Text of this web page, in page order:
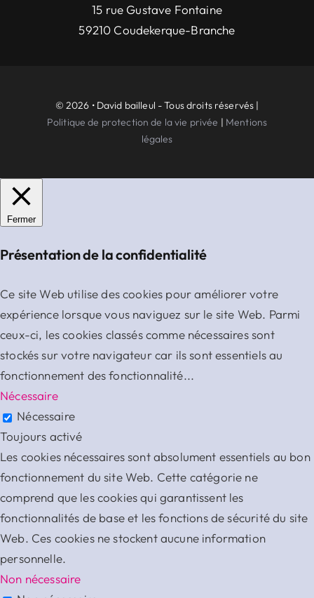
15 rue Gustave Fontaine
59210 Coudekerque-Branche
© 2026 • David bailleul - Tous droits réservés |
Politique de protection de la vie privée | Mentions
légales
Fermer
Présentation de la confidentialité
Ce site Web utilise des cookies pour améliorer votre
expérience lorsque vous naviguez sur le site Web. Parmi
ceux-ci, les cookies classés comme nécessaires sont
stockés sur votre navigateur car ils sont essentiels au
fonctionnement des fonctionnalité...
Nécessaire
Nécessaire
Toujours activé
Les cookies nécessaires sont absolument essentiels au bon
fonctionnement du site Web. Cette catégorie ne
comprend que les cookies qui garantissent les
fonctionnalités de base et les fonctions de sécurité du site
Web. Ces cookies ne stockent aucune information
personnelle.
Non nécessaire